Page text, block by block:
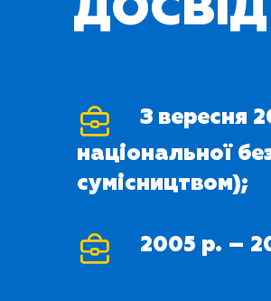
З вересня
національної
сумісництвом);
2005 р. –